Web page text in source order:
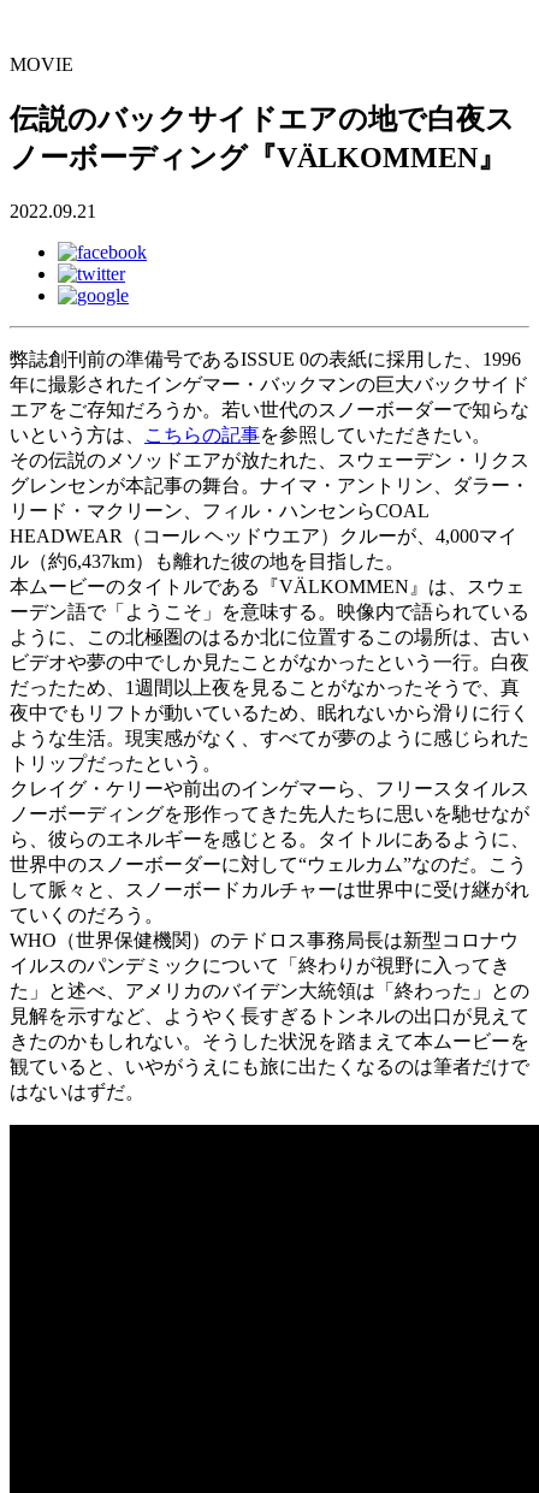
MOVIE
伝説のバックサイドエアの地で白夜ス
ノーボーディング『VÄLKOMMEN』
2022.09.21
弊誌創刊前の準備号であるISSUE 0の表紙に採用した、1996
年に撮影されたインゲマー・バックマンの巨大バックサイド
エアをご存知だろうか。若い世代のスノーボーダーで知らな
いという方は、
こちらの記事を参照していただきたい。
その伝説のメソッドエアが放たれた、スウェーデン・リクス
グレンセンが本記事の舞台。ナイマ・アントリン、ダラー・
リード・マクリーン、フィル・ハンセンらCOAL
HEADWEAR（コール ヘッドウエア）クルーが、4,000マイ
ル（約6,437km）も離れた彼の地を目指した。
本ムービーのタイトルである『VÄLKOMMEN』は、スウェ
ーデン語で「ようこそ」を意味する。映像内で語られている
ように、この北極圏のはるか北に位置するこの場所は、古い
ビデオや夢の中でしか見たことがなかったという一行。白夜
だったため、1週間以上夜を見ることがなかったそうで、真
夜中でもリフトが動いているため、眠れないから滑りに行く
ような生活。現実感がなく、すべてが夢のように感じられた
トリップだったという。
クレイグ・ケリーや前出のインゲマーら、フリースタイルス
ノーボーディングを形作ってきた先人たちに思いを馳せなが
ら、彼らのエネルギーを感じとる。タイトルにあるように、
世界中のスノーボーダーに対して“ウェルカム”なのだ。こう
して脈々と、スノーボードカルチャーは世界中に受け継がれ
ていくのだろう。
WHO（世界保健機関）のテドロス事務局長は新型コロナウ
イルスのパンデミックについて「終わりが視野に入ってき
た」と述べ、アメリカのバイデン大統領は「終わった」との
見解を示すなど、ようやく長すぎるトンネルの出口が見えて
きたのかもしれない。そうした状況を踏まえて本ムービーを
観ていると、いやがうえにも旅に出たくなるのは筆者だけで
はないはずだ。